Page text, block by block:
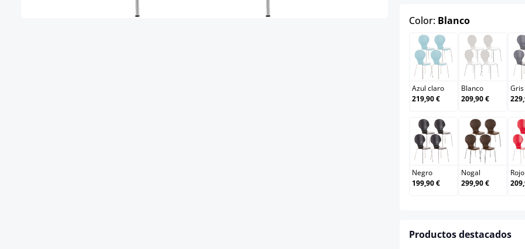
Color: Blancoselect
Azul claro
Azul claro
219,90 €
Blanco
Blanco
209,90 €
Gris
Negro
Negro
199,90 €
Nogal
Nogal
299,90 €
Rojo
Productos destacados